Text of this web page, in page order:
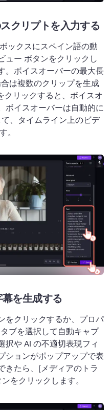
クリプトを入力する
ックスにスペイン語の動
ュー ボタンをクリックし
ボイスオーバーの最大長
は複数のクリップを生成
クリックすると、ボイスオ
ボイスオーバーは自動的に
、タイムライン上のビデ
。
を生成する
をクリックするか、プロパ
ブを選択して自動キャプ
択や AI の不適切表現フィ
ションがポップアップで表
きたら、[メディアのトラ
をクリックします。